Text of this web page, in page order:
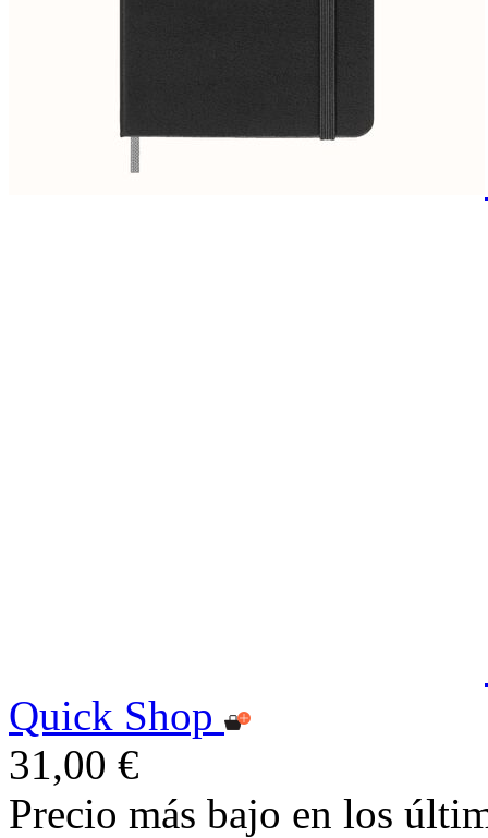
Quick Shop
31,00 €
Precio más bajo en los